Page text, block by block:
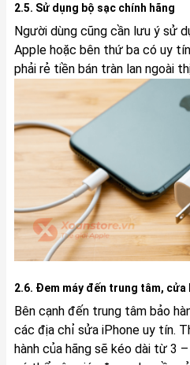
2.5. Sử dụng bộ sạc chính hãng
Người dùng cũng cần lưu ý sử
Apple hoặc bên thứ ba có uy
phải rẻ tiền bán tràn lan ngoài
2.6. Đem máy đến trung tâm, cửa
Bên cạnh đến trung tâm bảo
các địa chỉ sửa iPhone uy tín.
hành của hãng sẽ kéo dài từ 3